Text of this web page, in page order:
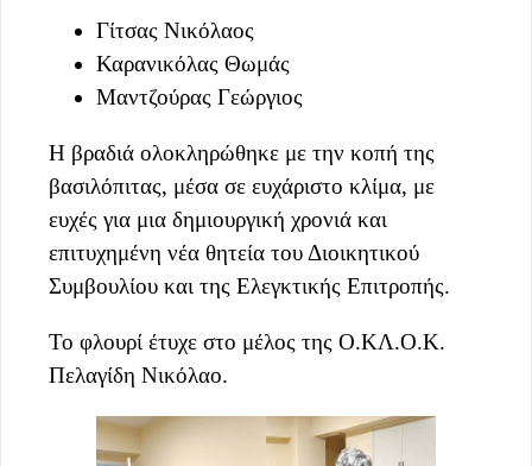
Γίτσας Νικόλαος
Καρανικόλας Θωμάς
Μαντζούρας Γεώργιος
Η βραδιά ολοκληρώθηκε με την κοπή της
βασιλόπιτας, μέσα σε ευχάριστο κλίμα, με
ευχές για μια δημιουργική χρονιά και
επιτυχημένη νέα θητεία του Διοικητικού
Συμβουλίου και της Ελεγκτικής Επιτροπής.
Το φλουρί έτυχε στο μέλος της Ο.ΚΛ.Ο.Κ.
Πελαγίδη Νικόλαο.